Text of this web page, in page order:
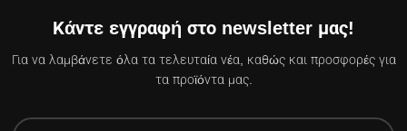
Κάντε εγγραφή στο newsletter μας!
Για να λαμβάνετε όλα τα τελευταία νέα, καθώς και προσφορές για
τα προϊόντα μας.